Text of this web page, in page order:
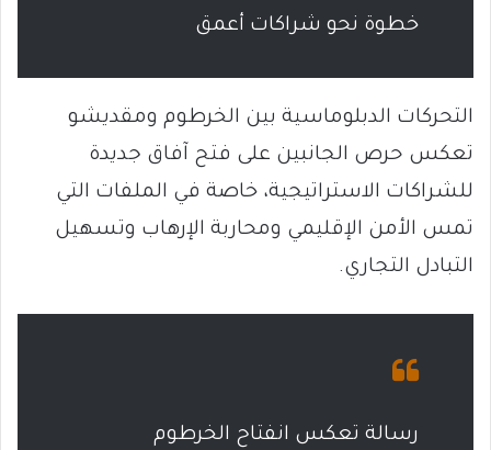
خطوة نحو شراكات أعمق
التحركات الدبلوماسية بين الخرطوم ومقديشو
تعكس حرص الجانبين على فتح آفاق جديدة
للشراكات الاستراتيجية، خاصة في الملفات التي
تمس الأمن الإقليمي ومحاربة الإرهاب وتسهيل
التبادل التجاري.
رسالة تعكس انفتاح الخرطوم